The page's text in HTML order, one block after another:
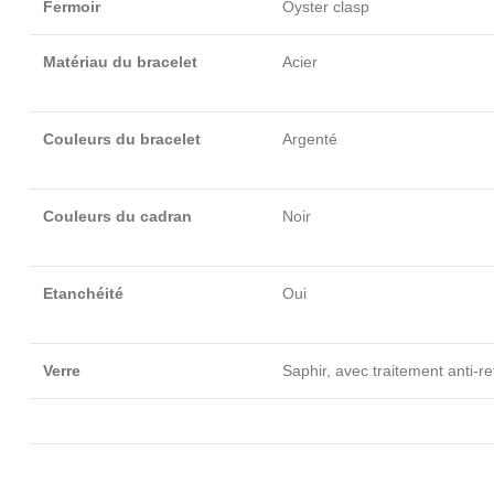
Fermoir Oyster clasp
Matériau du bracelet Acier
Couleurs du bracelet Argenté
Couleurs du cadran Noir
Etanchéité Oui
Verre Saphir, avec traitement anti-